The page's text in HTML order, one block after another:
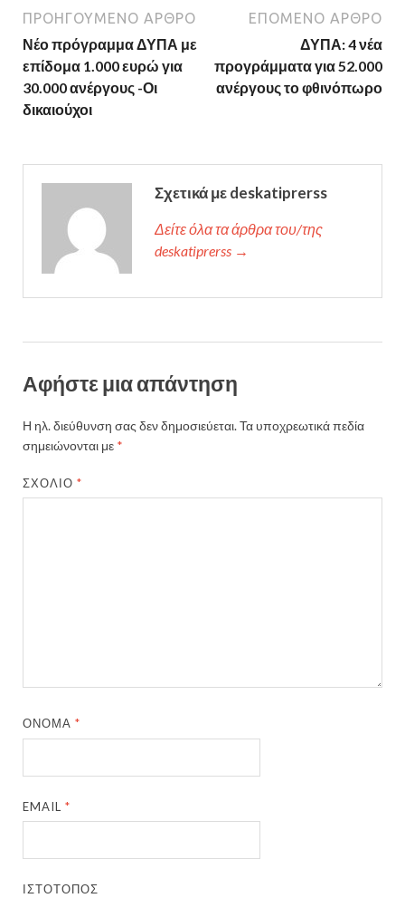
ΠΡΟΗΓΟΎΜΕΝΟ ΆΡΘΡΟ
Νέο πρόγραμμα ΔΥΠΑ με
επίδομα 1.000 ευρώ για
30.000 ανέργους -Οι
δικαιούχοι
ΕΠΌΜΕΝΟ ΆΡΘΡΟ
ΔΥΠΑ: 4 νέα
προγράμματα για 52.000
ανέργους το φθινόπωρο
Σχετικά με deskatiprerss
Δείτε όλα τα άρθρα του/της
deskatiprerss →
Αφήστε μια απάντηση
Η ηλ. διεύθυνση σας δεν δημοσιεύεται.Τα υποχρεωτικά πεδία
σημειώνονται με *
ΣΧΌΛΙΟ*
ΌΝΟΜΑ*
EMAIL*
ΙΣΤΌΤΟΠΟΣ